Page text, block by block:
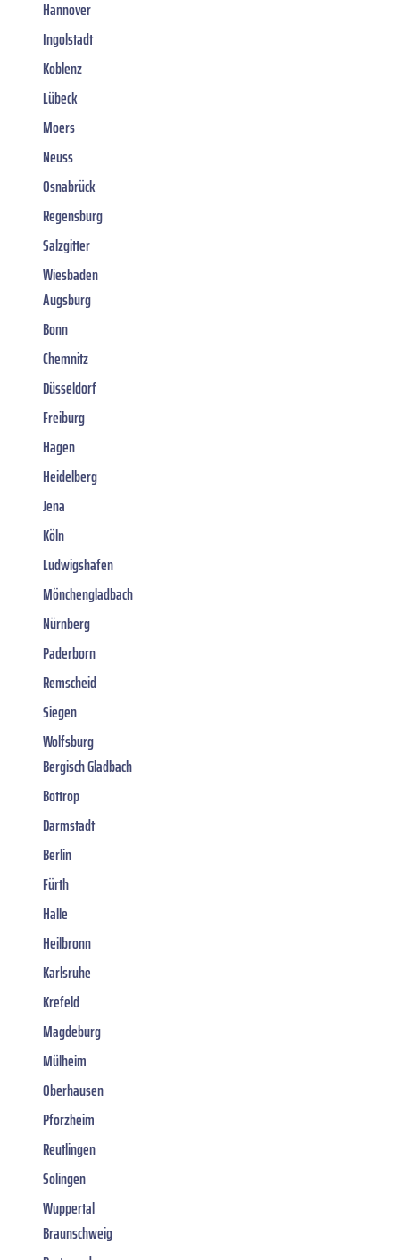
Hannover
Ingolstadt
Koblenz
Lübeck
Moers
Neuss
Osnabrück
Regensburg
Salzgitter
Wiesbaden
Augsburg
Bonn
Chemnitz
Düsseldorf
Freiburg
Hagen
Heidelberg
Jena
Köln
Ludwigshafen
Mönchengladbach
Nürnberg
Paderborn
Remscheid
Siegen
Wolfsburg
Bergisch Gladbach
Bottrop
Darmstadt
Berlin
Fürth
Halle
Heilbronn
Karlsruhe
Krefeld
Magdeburg
Mülheim
Oberhausen
Pforzheim
Reutlingen
Solingen
Wuppertal
Braunschweig